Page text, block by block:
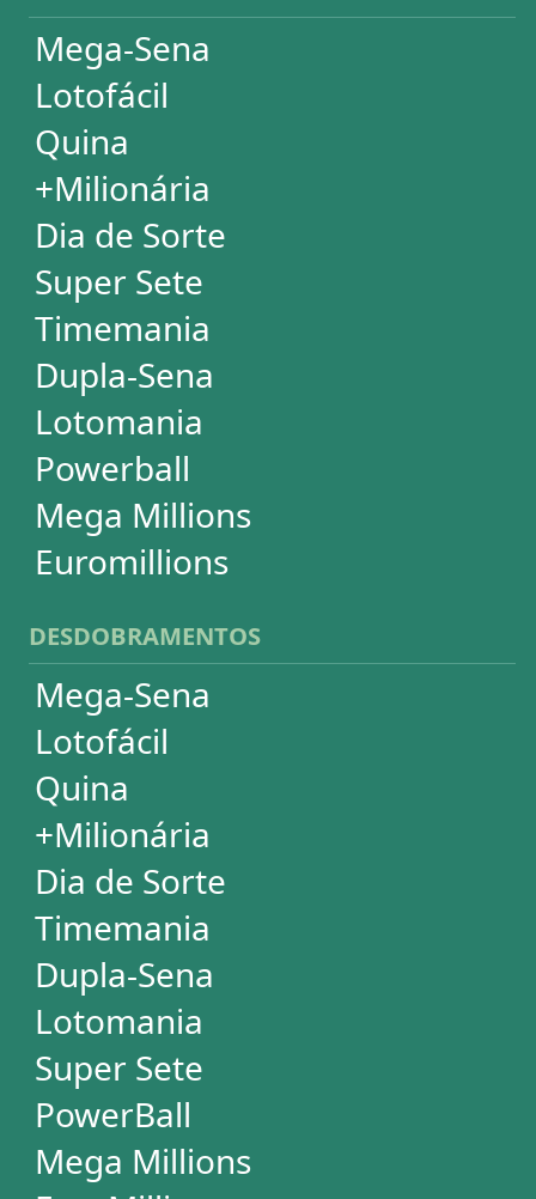
Mega-Sena
Lotofácil
Quina
+Milionária
Dia de Sorte
Timemania
Dupla-Sena
Lotomania
Super Sete
PowerBall
Mega Millions
EuroMillions
ASSINATURA
Palpites Estatísticos
Análises Estatísticas
Simulador de Apostas
Conferidor de Apostas
Desdobramentos Especiais
Impressão de Volantes
SUPORTE
Idioma
Dúvidas
Termos de Uso
Privacidade
Fale conosco